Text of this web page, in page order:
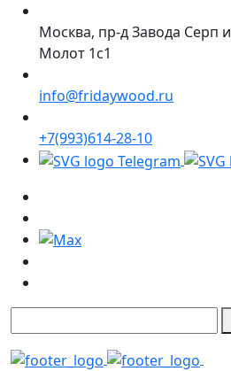
Москва, пр-д Завода Серп и
Молот 1с1
info@fridaywood.ru
+7(993)614-28-10